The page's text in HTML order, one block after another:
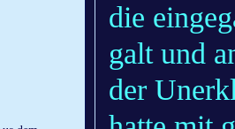
die
galt und
der